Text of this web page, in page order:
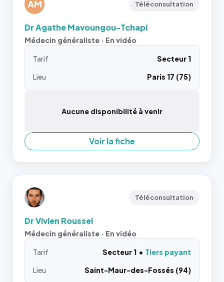
AM Téléconsultation
Dr Agathe Mavoungou-Tchapi
Médecin généraliste · En vidéo
Tarif
Secteur 1
Lieu
Paris 17 (75)
Aucune disponibilité à venir
Voir la fiche
Téléconsultation
Dr Vivien Roussel
Médecin généraliste · En vidéo
Tarif Secteur 1
Tiers payant
Lieu
Saint-Maur-des-Fossés (94)